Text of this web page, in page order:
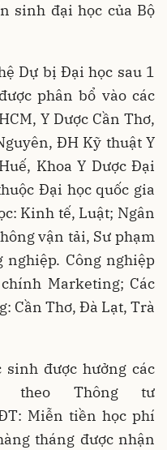
sinh đại học của Bộ
Dự bị Đại học sau 1
phân bổ vào các
Y Dược Cần Thơ,
ĐH Kỹ thuật Y
Khoa Y Dược Đại
Đại học quốc gia
Kinh tế, Luật; Ngân
vận tải, Sư phạm
nghiệp. Công nghiệp
Marketing; Các
Cần Thơ, Đà Lạt, Trà
được hưởng các
theo Thông tư
Miễn tiền học phí
tháng được nhận